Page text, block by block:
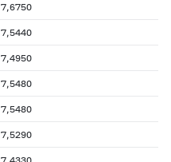
7,6750
7,5440
7,4950
7,5480
7,5480
7,5290